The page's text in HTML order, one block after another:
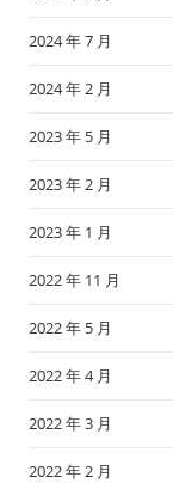
2024 年 7 月
2024 年 2 月
2023 年 5 月
2023 年 2 月
2023 年 1 月
2022 年 11 月
2022 年 5 月
2022 年 4 月
2022 年 3 月
2022 年 2 月